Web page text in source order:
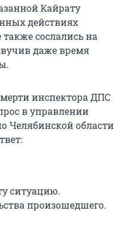
Кайрату
действиях
сослались на
даже время
инспектора ДПС
в управлении
Челябинской области
ситуацию.
произошедшего.